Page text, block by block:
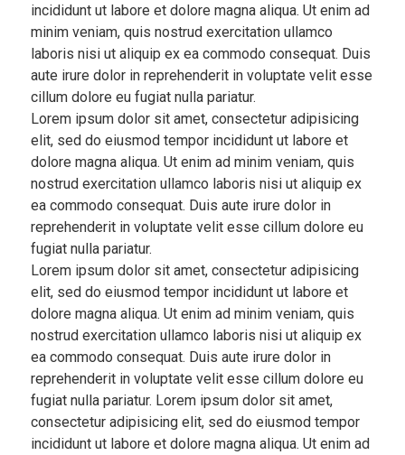
Cuisines
Cooking
Methods
Submit
Recipe
Profile
Blog
incididunt ut labore et dolore magna aliqua. Ut enim ad
minim veniam, quis nostrud exercitation ullamco
laboris nisi ut aliquip ex ea commodo consequat. Duis
aute irure dolor in reprehenderit in voluptate velit esse
cillum dolore eu fugiat nulla pariatur.
Lorem ipsum dolor sit amet, consectetur adipisicing
elit, sed do eiusmod tempor incididunt ut labore et
dolore magna aliqua. Ut enim ad minim veniam, quis
nostrud exercitation ullamco laboris nisi ut aliquip ex
ea commodo consequat. Duis aute irure dolor in
reprehenderit in voluptate velit esse cillum dolore eu
fugiat nulla pariatur.
Lorem ipsum dolor sit amet, consectetur adipisicing
elit, sed do eiusmod tempor incididunt ut labore et
dolore magna aliqua. Ut enim ad minim veniam, quis
nostrud exercitation ullamco laboris nisi ut aliquip ex
ea commodo consequat. Duis aute irure dolor in
reprehenderit in voluptate velit esse cillum dolore eu
fugiat nulla pariatur. Lorem ipsum dolor sit amet,
consectetur adipisicing elit, sed do eiusmod tempor
incididunt ut labore et dolore magna aliqua. Ut enim ad